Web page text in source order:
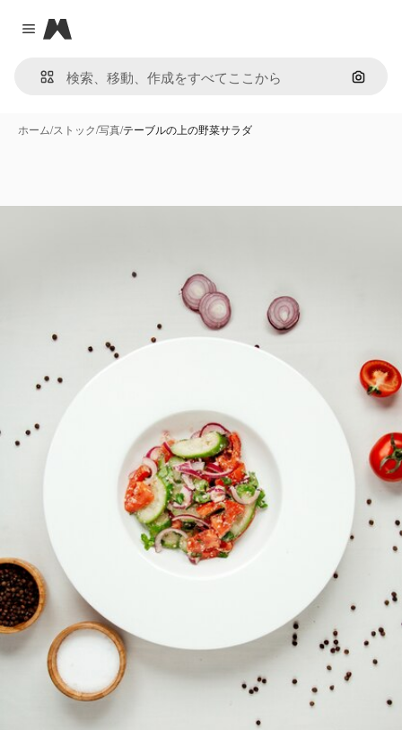
Close menu
Magnific
画像で
ホーム/ストック/写真/テーブルの上の野菜サラダ